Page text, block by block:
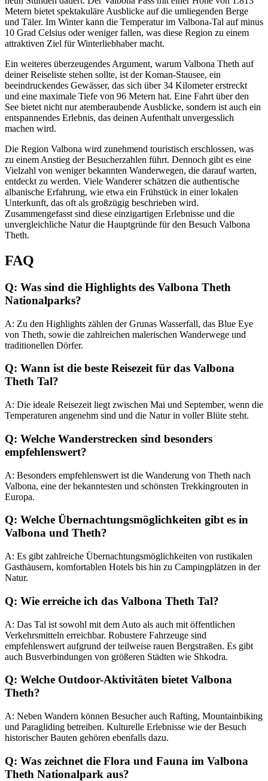
Metern bietet spektakuläre Ausblicke auf die umliegenden Berge
und Täler. Im Winter kann die Temperatur im Valbona-Tal auf minus
10 Grad Celsius oder weniger fallen, was diese Region zu einem
attraktiven Ziel für Winterliebhaber macht.
Ein weiteres überzeugendes Argument, warum Valbona Theth auf
deiner Reiseliste stehen sollte, ist der Koman-Stausee, ein
beeindruckendes Gewässer, das sich über 34 Kilometer erstreckt
und eine maximale Tiefe von 96 Metern hat. Eine Fahrt über den
See bietet nicht nur atemberaubende Ausblicke, sondern ist auch ein
entspannendes Erlebnis, das deinen Aufenthalt unvergesslich
machen wird.
Die Region Valbona wird zunehmend touristisch erschlossen, was
zu einem Anstieg der Besucherzahlen führt. Dennoch gibt es eine
Vielzahl von weniger bekannten Wanderwegen, die darauf warten,
entdeckt zu werden. Viele Wanderer schätzen die authentische
albanische Erfahrung, wie etwa ein Frühstück in einer lokalen
Unterkunft, das oft als großzügig beschrieben wird.
Zusammengefasst sind diese einzigartigen Erlebnisse und die
unvergleichliche Natur die Hauptgründe für den Besuch Valbona
Theth.
FAQ
Q: Was sind die Highlights des Valbona Theth
Nationalparks?
A: Zu den Highlights zählen der Grunas Wasserfall, das Blue Eye
von Theth, sowie die zahlreichen malerischen Wanderwege und
traditionellen Dörfer.
Q: Wann ist die beste Reisezeit für das Valbona
Theth Tal?
A: Die ideale Reisezeit liegt zwischen Mai und September, wenn die
Temperaturen angenehm sind und die Natur in voller Blüte steht.
Q: Welche Wanderstrecken sind besonders
empfehlenswert?
A: Besonders empfehlenswert ist die Wanderung von Theth nach
Valbona, eine der bekanntesten und schönsten Trekkingrouten in
Europa.
Q: Welche Übernachtungsmöglichkeiten gibt es in
Valbona und Theth?
A: Es gibt zahlreiche Übernachtungsmöglichkeiten von rustikalen
Gasthäusern, komfortablen Hotels bis hin zu Campingplätzen in der
Natur.
Q: Wie erreiche ich das Valbona Theth Tal?
A: Das Tal ist sowohl mit dem Auto als auch mit öffentlichen
Verkehrsmitteln erreichbar. Robustere Fahrzeuge sind
empfehlenswert aufgrund der teilweise rauen Bergstraßen. Es gibt
auch Busverbindungen von größeren Städten wie Shkodra.
Q: Welche Outdoor-Aktivitäten bietet Valbona
Theth?
A: Neben Wandern können Besucher auch Rafting, Mountainbiking
und Paragliding betreiben. Kulturelle Erlebnisse wie der Besuch
historischer Bauten gehören ebenfalls dazu.
Q: Was zeichnet die Flora und Fauna im Valbona
Theth Nationalpark aus?